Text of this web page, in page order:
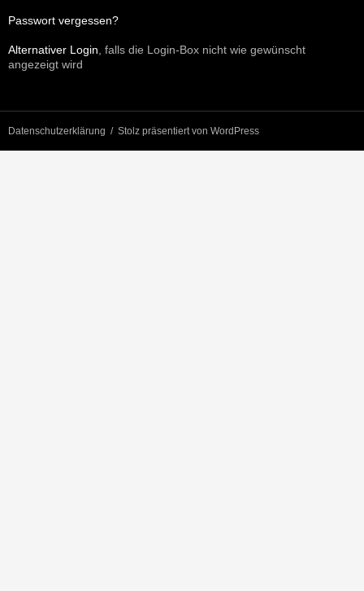
Passwort vergessen?
Alternativer Login , falls die Login-Box nicht wie gewünscht
angezeigt wird
Datenschutzerklärung Stolz präsentiert von WordPress